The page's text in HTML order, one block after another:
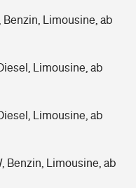
deine Kids
Benzin, Limousine, ab
Limousine, ab
Limousine, ab
Benzin, Limousine, ab